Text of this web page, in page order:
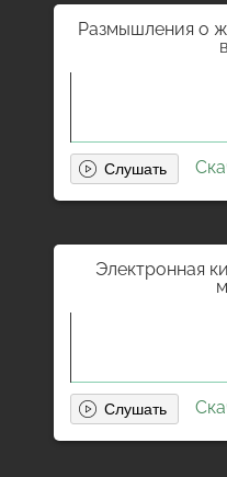
Размышления о
Электронная